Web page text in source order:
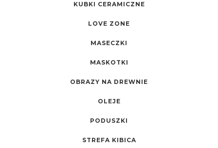
KUBKI CERAMICZNE
LOVE ZONE
MASECZKI
MASKOTKI
OBRAZY NA DREWNIE
OLEJE
PODUSZKI
STREFA KIBICA